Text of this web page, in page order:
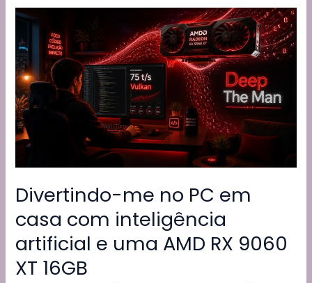
Divertindo-me no PC em
casa com inteligência
artificial e uma AMD RX 9060
XT 16GB